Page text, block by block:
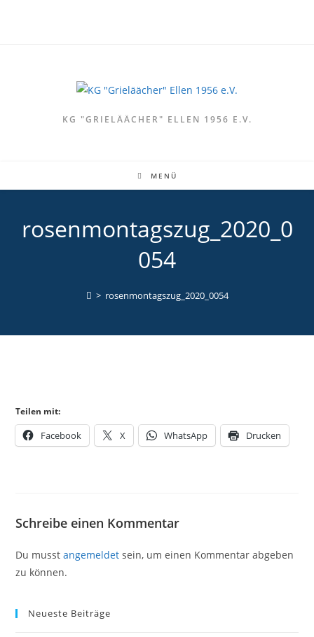
KG "GRIELÄÄCHER" ELLEN 1956 E.V.
MENÜ
rosenmontagszug_2020_0
054
> rosenmontagszug_2020_0054
Teilen mit:
Facebook X WhatsApp Drucken
Schreibe einen Kommentar
Du musstangemeldet sein, um einen Kommentar abgeben
zu können.
Neueste Beiträge